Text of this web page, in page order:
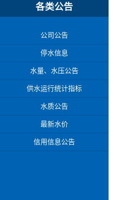
各类公告
公司公告
停水信息
水量、水压公告
供水运行统计指标
水质公告
最新水价
信用信息公告